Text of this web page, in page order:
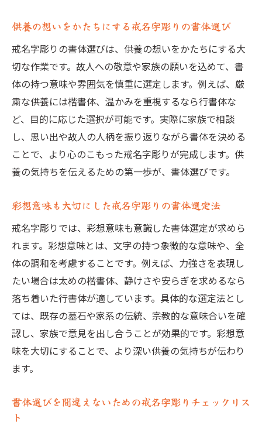
供養の想いをかたちにする戒名字彫りの書体選び
戒名字彫りの書体選びは、供養の想いをかたちにする大
切な作業です。故人への敬意や家族の願いを込めて、書
体の持つ意味や雰囲気を慎重に選定します。例えば、厳
粛な供養には楷書体、温かみを重視するなら行書体な
ど、目的に応じた選択が可能です。実際に家族で相談
し、思い出や故人の人柄を振り返りながら書体を決める
ことで、より心のこもった戒名字彫りが完成します。供
養の気持ちを伝えるための第一歩が、書体選びです。
彩想意味も大切にした戒名字彫りの書体選定法
戒名字彫りでは、彩想意味も意識した書体選定が求めら
れます。彩想意味とは、文字の持つ象徴的な意味や、全
体の調和を考慮することです。例えば、力強さを表現し
たい場合は太めの楷書体、静けさや安らぎを求めるなら
落ち着いた行書体が適しています。具体的な選定法とし
ては、既存の墓石や家系の伝統、宗教的な意味合いを確
認し、家族で意見を出し合うことが効果的です。彩想意
味を大切にすることで、より深い供養の気持ちが伝わり
ます。
書体選びを間違えないための戒名字彫りチェックリス
ト